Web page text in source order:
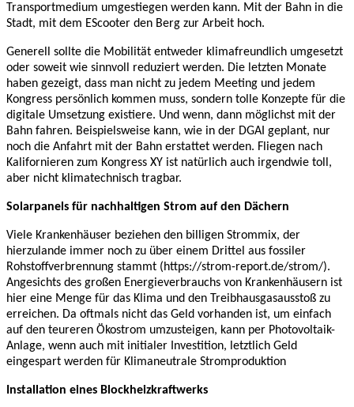
Transportmedium umgestiegen werden kann. Mit der Bahn in die
Stadt, mit dem EScooter den Berg zur Arbeit hoch.
Generell sollte die Mobilität entweder klimafreundlich umgesetzt
oder soweit wie sinnvoll reduziert werden. Die letzten Monate
haben gezeigt, dass man nicht zu jedem Meeting und jedem
Kongress persönlich kommen muss, sondern tolle Konzepte für die
digitale Umsetzung existiere. Und wenn, dann möglichst mit der
Bahn fahren. Beispielsweise kann, wie in der DGAI geplant, nur
noch die Anfahrt mit der Bahn erstattet werden. Fliegen nach
Kalifornieren zum Kongress XY ist natürlich auch irgendwie toll,
aber nicht klimatechnisch tragbar.
Solarpanels für nachhaltigen Strom auf den Dächern
Viele Krankenhäuser beziehen den billigen Strommix, der
hierzulande immer noch zu über einem Drittel aus fossiler
Rohstoffverbrennung stammt (https://strom-report.de/strom/).
Angesichts des großen Energieverbrauchs von Krankenhäusern ist
hier eine Menge für das Klima und den Treibhausgasausstoß zu
erreichen. Da oftmals nicht das Geld vorhanden ist, um einfach
auf den teureren Ökostrom umzusteigen, kann per Photovoltaik-
Anlage, wenn auch mit initialer Investition, letztlich Geld
eingespart werden für Klimaneutrale Stromproduktion
Installation eines Blockheizkraftwerks